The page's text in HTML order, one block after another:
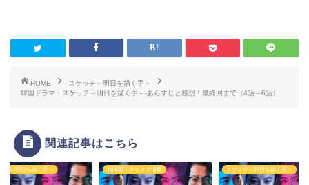
HOME
スケッチ～明日を描く手～
韓国ドラマ・スケッチ～明日を描く手～-あらすじと感想！最終回まで（4話～6話）
関連記事はこちら
チ～明日を描く手～ 相関図・キャスト情報 スケッチ～明日を描く手～